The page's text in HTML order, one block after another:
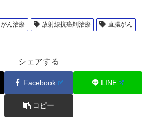
がん治療 放射線抗癌剤治療
直腸がん
シェアする
Facebook LINE
コピー